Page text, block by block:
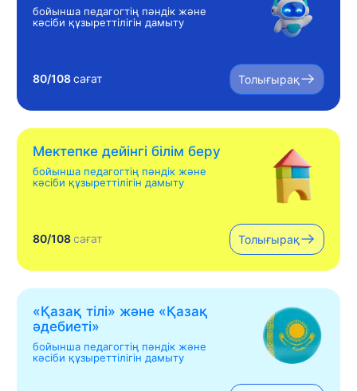
бойынша педагогтің пәндік және
кәсіби құзыреттілігін дамыту
80/108сағат Толығырақ
Мектепке дейінгі білім беру
бойынша педагогтің пәндік және
кәсіби құзыреттілігін дамыту
80/108сағат Толығырақ
«Қазақ тілі» жəне «Қазақ
əдебиеті»
бойынша педагогтің пәндік және
кәсіби құзыреттілігін дамыту